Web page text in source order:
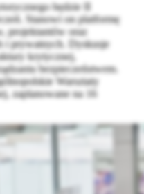
będzie II
Stanowi on platformę
projektantów oraz
i prywatnych. Dyskusje
krytycznej,
bezpieczeństwem.
Warsztaty
zaplanowane na 16